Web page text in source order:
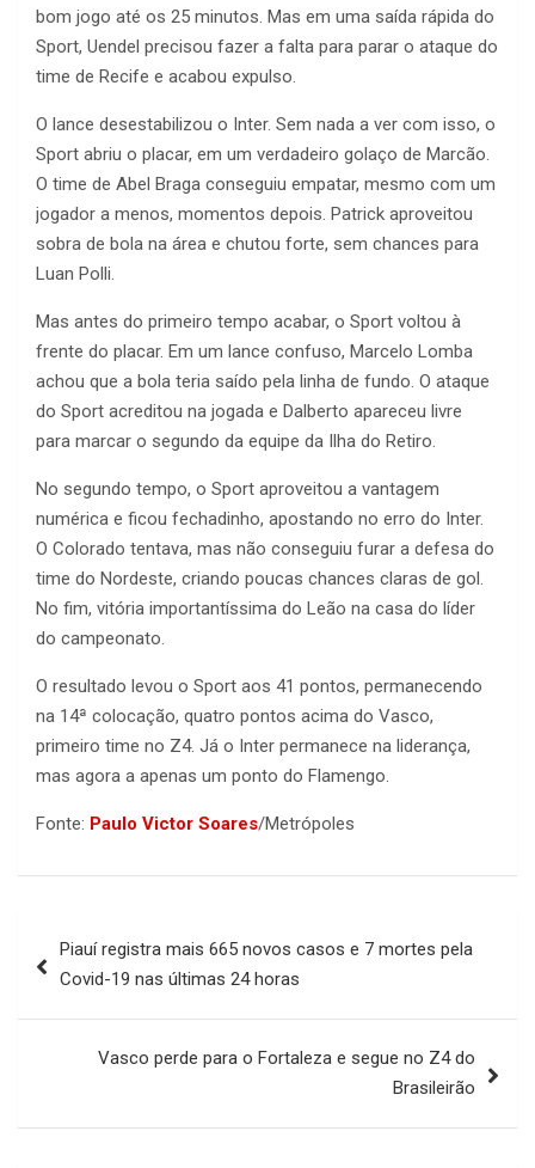
bom jogo até os 25 minutos. Mas em uma saída rápida do
Sport, Uendel precisou fazer a falta para parar o ataque do
time de Recife e acabou expulso.
O lance desestabilizou o Inter. Sem nada a ver com isso, o
Sport abriu o placar, em um verdadeiro golaço de Marcão.
O time de Abel Braga conseguiu empatar, mesmo com um
jogador a menos, momentos depois. Patrick aproveitou
sobra de bola na área e chutou forte, sem chances para
Luan Polli.
Mas antes do primeiro tempo acabar, o Sport voltou à
frente do placar. Em um lance confuso, Marcelo Lomba
achou que a bola teria saído pela linha de fundo. O ataque
do Sport acreditou na jogada e Dalberto apareceu livre
para marcar o segundo da equipe da Ilha do Retiro.
No segundo tempo, o Sport aproveitou a vantagem
numérica e ficou fechadinho, apostando no erro do Inter.
O Colorado tentava, mas não conseguiu furar a defesa do
time do Nordeste, criando poucas chances claras de gol.
No fim, vitória importantíssima do Leão na casa do líder
do campeonato.
O resultado levou o Sport aos 41 pontos, permanecendo
na 14ª colocação, quatro pontos acima do Vasco,
primeiro time no Z4. Já o Inter permanece na liderança,
mas agora a apenas um ponto do Flamengo.
Fonte: Paulo Victor Soares/Metrópoles
de
Piauí registra mais 665 novos casos e 7 mortes pela
Covid-19 nas últimas 24 horas
Vasco perde para o Fortaleza e segue no Z4 do
Brasileirão